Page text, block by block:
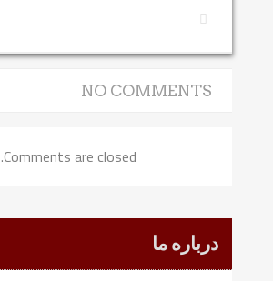
NO COMMENTS
Comments are closed.
درباره ما